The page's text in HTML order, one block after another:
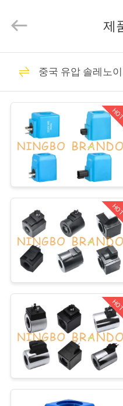
제
리
것
투
2016
Ningbo
Hardware
All
Reserved.
압축 공
린더 벨
압축 공
박 벨브
공압 솔
브
제
중국 유압 솔레노